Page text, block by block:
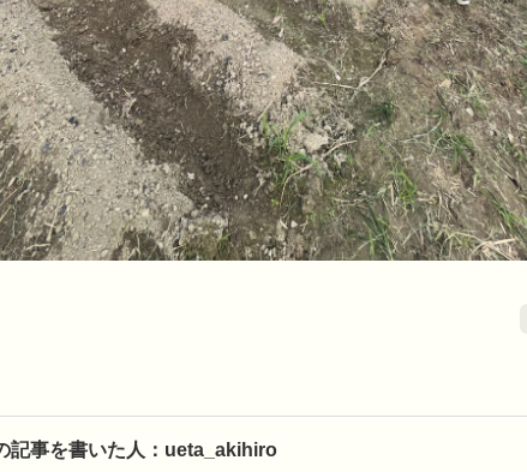
記事を書いた人：ueta_akihiro